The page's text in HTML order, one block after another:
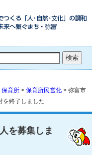
保育所 > 保育所民営化 > 弥富市
終了しました
を募集しま